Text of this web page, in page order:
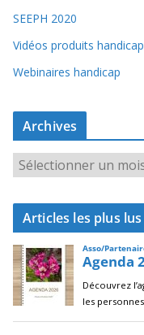
SEEPH 2020
Vidéos produits handicap
Webinaires handicap
Archives
r
c
i
v
e
s
Articles les plus lus